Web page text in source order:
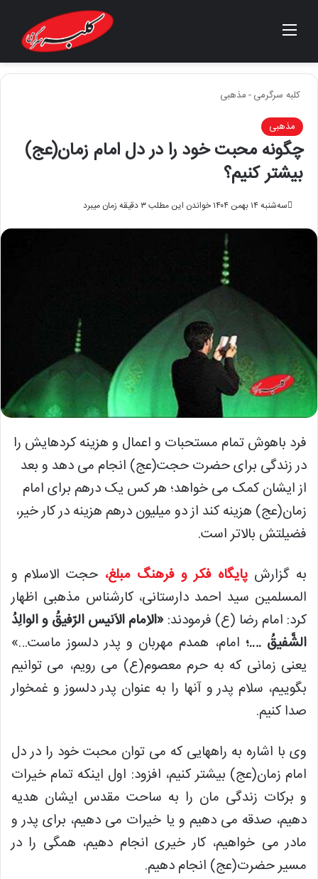
منو
کلبه سرگرمی-مذهبی
مذهبی
چگونه محبت خود را در دل امام زمان(عج)
بیشتر کنیم؟
سه‌شنبه ۱۴ بهمن ۱۴۰۴ خواندن این مطلب ۳ دقیقه زمان میبرد
فرد باهوش تمام مستحبات و اعمال و هزینه کردهایش را
در زندگی برای حضرت حجت(عج) انجام می دهد و بعد
از ایشان کمک می خواهد؛ هر کس یک درهم برای امام
زمان(عج) هزینه کند از دو میلیون درهم هزینه در کار خیر،
فضیلتش بالاتر است.
به گزارش پایگاه فکر و فرهنگ مبلغ، حجت الاسلام و
المسلمین سید احمد دارستانی، کارشناس مذهبی اظهار
کرد: امام رضا (ع) فرمودند:«الاِمام الاَنیس الرّفیقُ و الوالِدُ
الشَّفیقُ ….؛ امام، همدم مهربان و پدر دلسوز ماست…»
یعنی زمانی که به حرم معصوم(ع) می رویم، می توانیم
بگوییم، سلام پدر و آنها را به عنوان پدر دلسوز و غمخوار
صدا کنیم.
وی با اشاره به راههایی که می توان محبت خود را در دل
امام زمان(عج) بیشتر کنیم، افزود: اول اینکه تمام خیرات
و برکات زندگی مان را به ساحت مقدس ایشان هدیه
دهیم، صدقه می دهیم و یا خیرات می دهیم، برای پدر و
مادر می خواهیم، کار خیری انجام دهیم، همگی را در
مسیر حضرت(عج) انجام دهیم.